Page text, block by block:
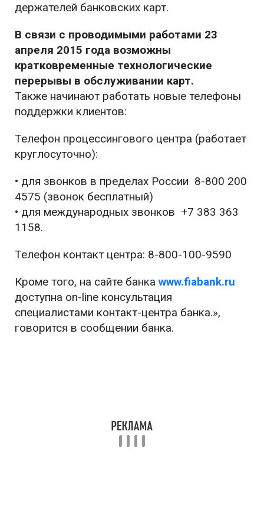
держателей банковских карт.
В связи с проводимыми работами 23
апреля 2015 года возможны
кратковременные технологические
перерывы в обслуживании карт.
Также начинают работать новые телефоны
поддержки клиентов:
Телефон процессингового центра (работает
круглосуточно):
• для звонков в пределах России 8-800 200
4575 (звонок бесплатный)
• для международных звонков +7 383 363
1158.
Телефон контакт центра: 8-800-100-9590
Кроме того, на сайте банка www.fiabank.ru
доступна on-line консультация
специалистами контакт-центра банка.»,
говорится в сообщении банка.